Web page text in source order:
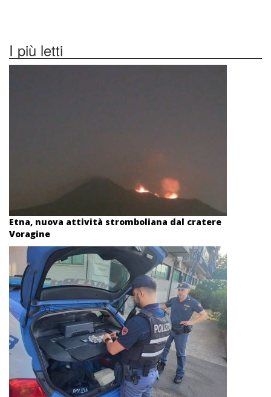
I più letti
Etna, nuova attività stromboliana dal cratere
Voragine